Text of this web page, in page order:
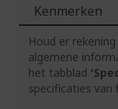
Kenmerken
Houd er
algemene
het tabblad
specificaties van